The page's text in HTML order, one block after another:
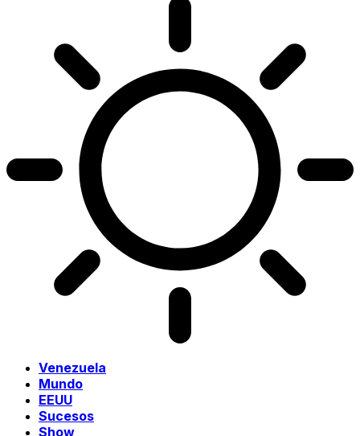
Venezuela
Mundo
EEUU
Sucesos
Show